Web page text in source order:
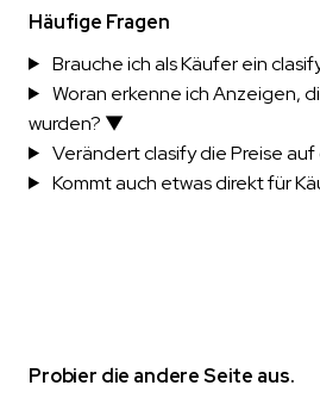
Häufige Fragen
Brauche ich als Käufer ein
Woran erkenne ich Anzeigen,
wurden? ▼
Verändert clasify die Preise
Kommt auch etwas direkt für
Probier die andere Seite aus.